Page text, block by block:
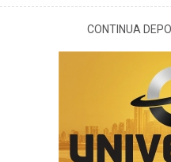
CONTINUA